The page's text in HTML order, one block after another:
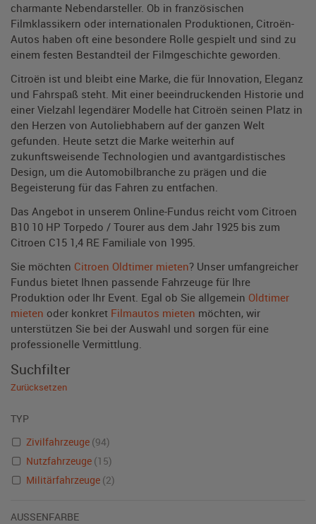
charmante Nebendarsteller. Ob in französischen
Filmklassikern oder internationalen Produktionen, Citroën-
Autos haben oft eine besondere Rolle gespielt und sind zu
einem festen Bestandteil der Filmgeschichte geworden.
Citroën ist und bleibt eine Marke, die für Innovation, Eleganz
und Fahrspaß steht. Mit einer beeindruckenden Historie und
einer Vielzahl legendärer Modelle hat Citroën seinen Platz in
den Herzen von Autoliebhabern auf der ganzen Welt
gefunden. Heute setzt die Marke weiterhin auf
zukunftsweisende Technologien und avantgardistisches
Design, um die Automobilbranche zu prägen und die
Begeisterung für das Fahren zu entfachen.
Das Angebot in unserem Online-Fundus reicht vom Citroen
B10 10 HP Torpedo / Tourer aus dem Jahr 1925 bis zum
Citroen C15 1,4 RE Familiale von 1995.
Sie möchten Citroen Oldtimer mieten? Unser umfangreicher
Fundus bietet Ihnen passende Fahrzeuge für Ihre
Produktion oder Ihr Event. Egal ob Sie allgemein Oldtimer
mieten oder konkret Filmautos mieten möchten, wir
unterstützen Sie bei der Auswahl und sorgen für eine
professionelle Vermittlung.
Suchfilter
Zurücksetzen
TYP
Zivilfahrzeuge (94)
Nutzfahrzeuge (15)
Militärfahrzeuge (2)
AUSSENFARBE